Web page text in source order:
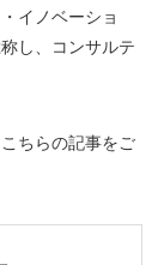
イノベーショ
し、コンサルテ
ちらの記事をご